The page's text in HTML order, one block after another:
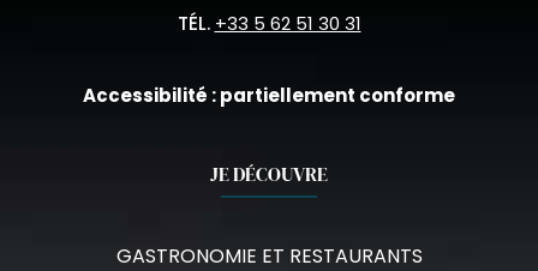
TÉL. +33 5 62 51 30 31
Accessibilité : partiellement conforme
JE DÉCOUVRE
GASTRONOMIE ET RESTAURANTS